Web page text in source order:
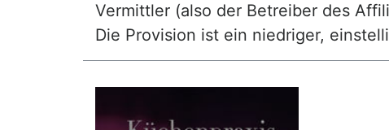
Vermittler (also der Betreiber des
Die Provision ist ein niedriger,